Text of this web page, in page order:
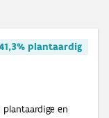
plantaardig
en